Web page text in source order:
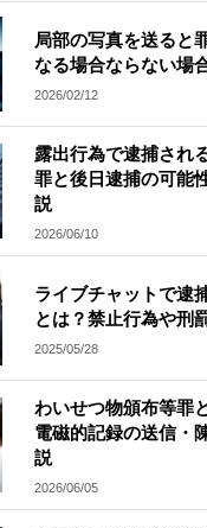
らのお手紙
口コミ評判
いて知りたい方
ータベース
局部の写真を送ると
なる場合ならない場
2026/02/12
露出行為で逮捕され
罪と後日逮捕の可能
説
2026/06/10
ライブチャットで逮
とは？禁止行為や刑
2025/05/28
わいせつ物頒布等罪
電磁的記録の送信・
説
2026/06/05